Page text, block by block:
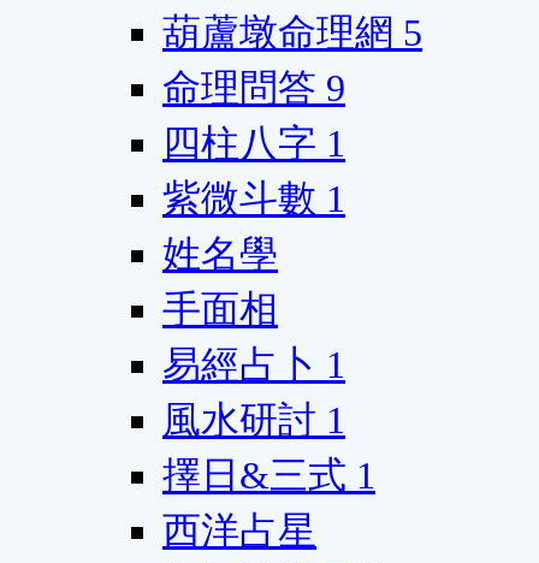
葫蘆墩命理網 5
命理問答 9
四柱八字 1
紫微斗數 1
姓名學
手面相
易經占卜 1
風水研討 1
擇日&三式 1
西洋占星